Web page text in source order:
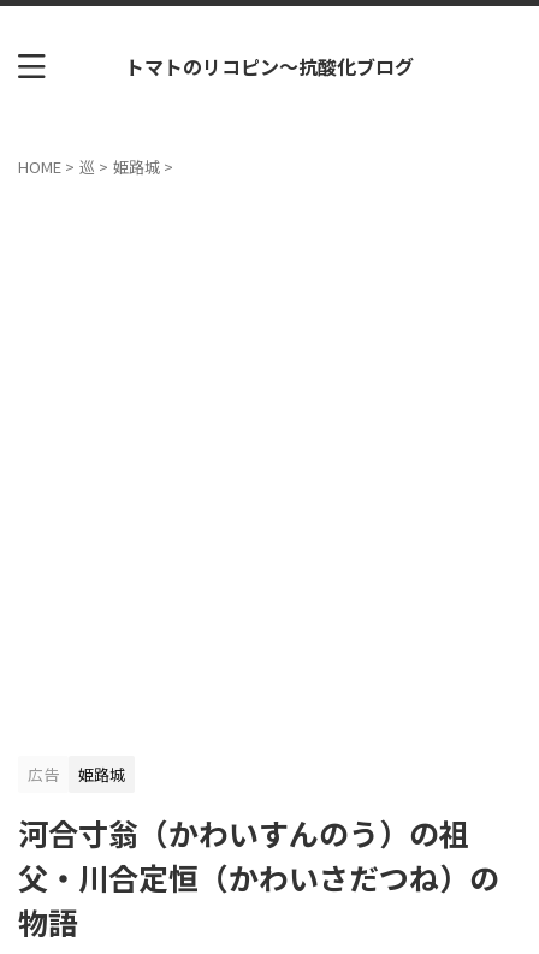
トマトのリコピン～抗酸化ブログ
HOME > 巡 > 姫路城 >
広告 姫路城
河合寸翁（かわいすんのう）の祖
父・川合定恒（かわいさだつね）の
物語